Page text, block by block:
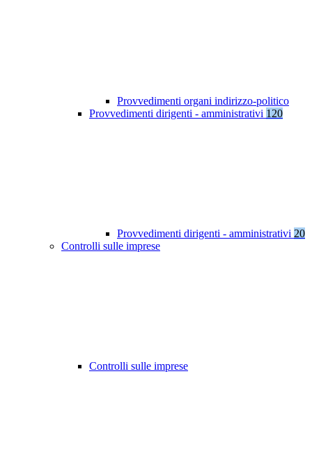
Provvedimenti organi indirizzo-politico
Provvedimenti dirigenti - amministrativi 120
Provvedimenti dirigenti - amministrativi 20
Controlli sulle imprese
Controlli sulle imprese